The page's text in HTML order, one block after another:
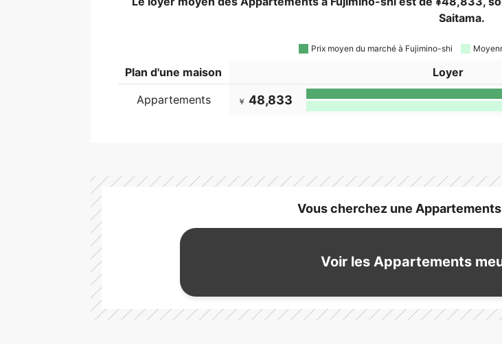
Saitama.
Prix moyen du marché à Fujimino-shi
Plan d'une maison Loyer
Appartements
￥ 48,833
Vous cherchez une
Voir les Appartements